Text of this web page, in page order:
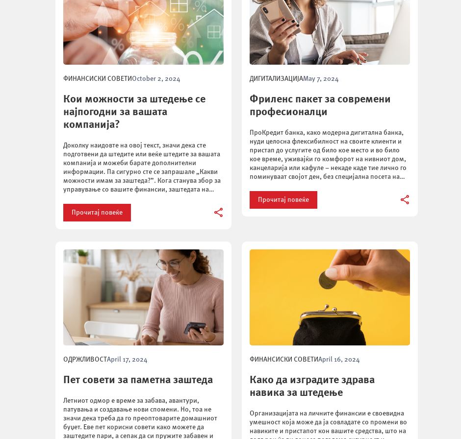
ФИНАНСИСКИ СОВЕТИ October 2, 2024
Кои можности за штедење се
најпогодни за вашата
компанија?
Доколку наидовте на овој текст, значи дека сте
подготвени да штедите или веќе штедите за вашата
компанија и можеби барате дополнителни
информации. Па сигурно сте се запрашале „Какви
можности имам за заштеда?”. Кога станува збор за
управување со вашите финансии, заштедата на
Прочитај повеќе
ДИГИТАЛИЗАЦИЈАMay 7, 2024
Фриленс пакет за современи
професионалци
ПроКредит банка, како модерна дигитална банка,
нуди целосна флексибилност на своите клиенти и
пристап до услугите од било кое место и во било
кое време, уживајќи го комфорот на нивниот дом,
канцеларија или кафуле – некаде каде тие лично го
поминуваат својот ден, без специјална посета на
Прочитај повеќе
ОДРЖЛИВОСТApril 17, 2024
Пет совети за паметна заштеда
Летниот одмор е време за забава, авантури,
патувања и создавање нови спомени. Но, тоа не
значи дека треба да го преоптоварите домашниот
буџет. Еве пет корисни совети како можете да
заштедите пари, а сепак да си пружите забавен и
ФИНАНСИСКИ СОВЕТИApril 16, 2024
Како да изградите здрава
навика за штедење
Организацијата на личните финансии е своевидна
умешност која може да ја совладате со промени во
навиките и пристапот кон вашите средства, што на